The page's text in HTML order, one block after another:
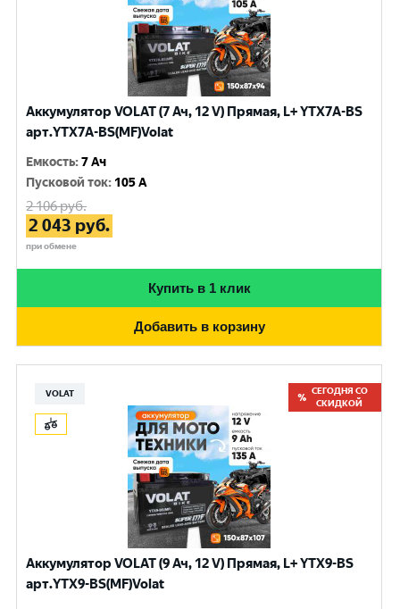
Аккумулятор VOLAT (7 Ач, 12 V) Прямая, L+ YTX7A-BS
арт.YTX7A-BS(MF)Volat
Емкость:7 Ач
Пусковой ток: 105 A
2 106руб.
2 043 руб.
при обмене
Купить в 1 клик
Добавить в корзину
VOLAT
СЕГОДНЯ СО
СКИДКОЙ
Аккумулятор VOLAT (9 Ач, 12 V) Прямая, L+ YTX9-BS
арт.YTX9-BS(MF)Volat